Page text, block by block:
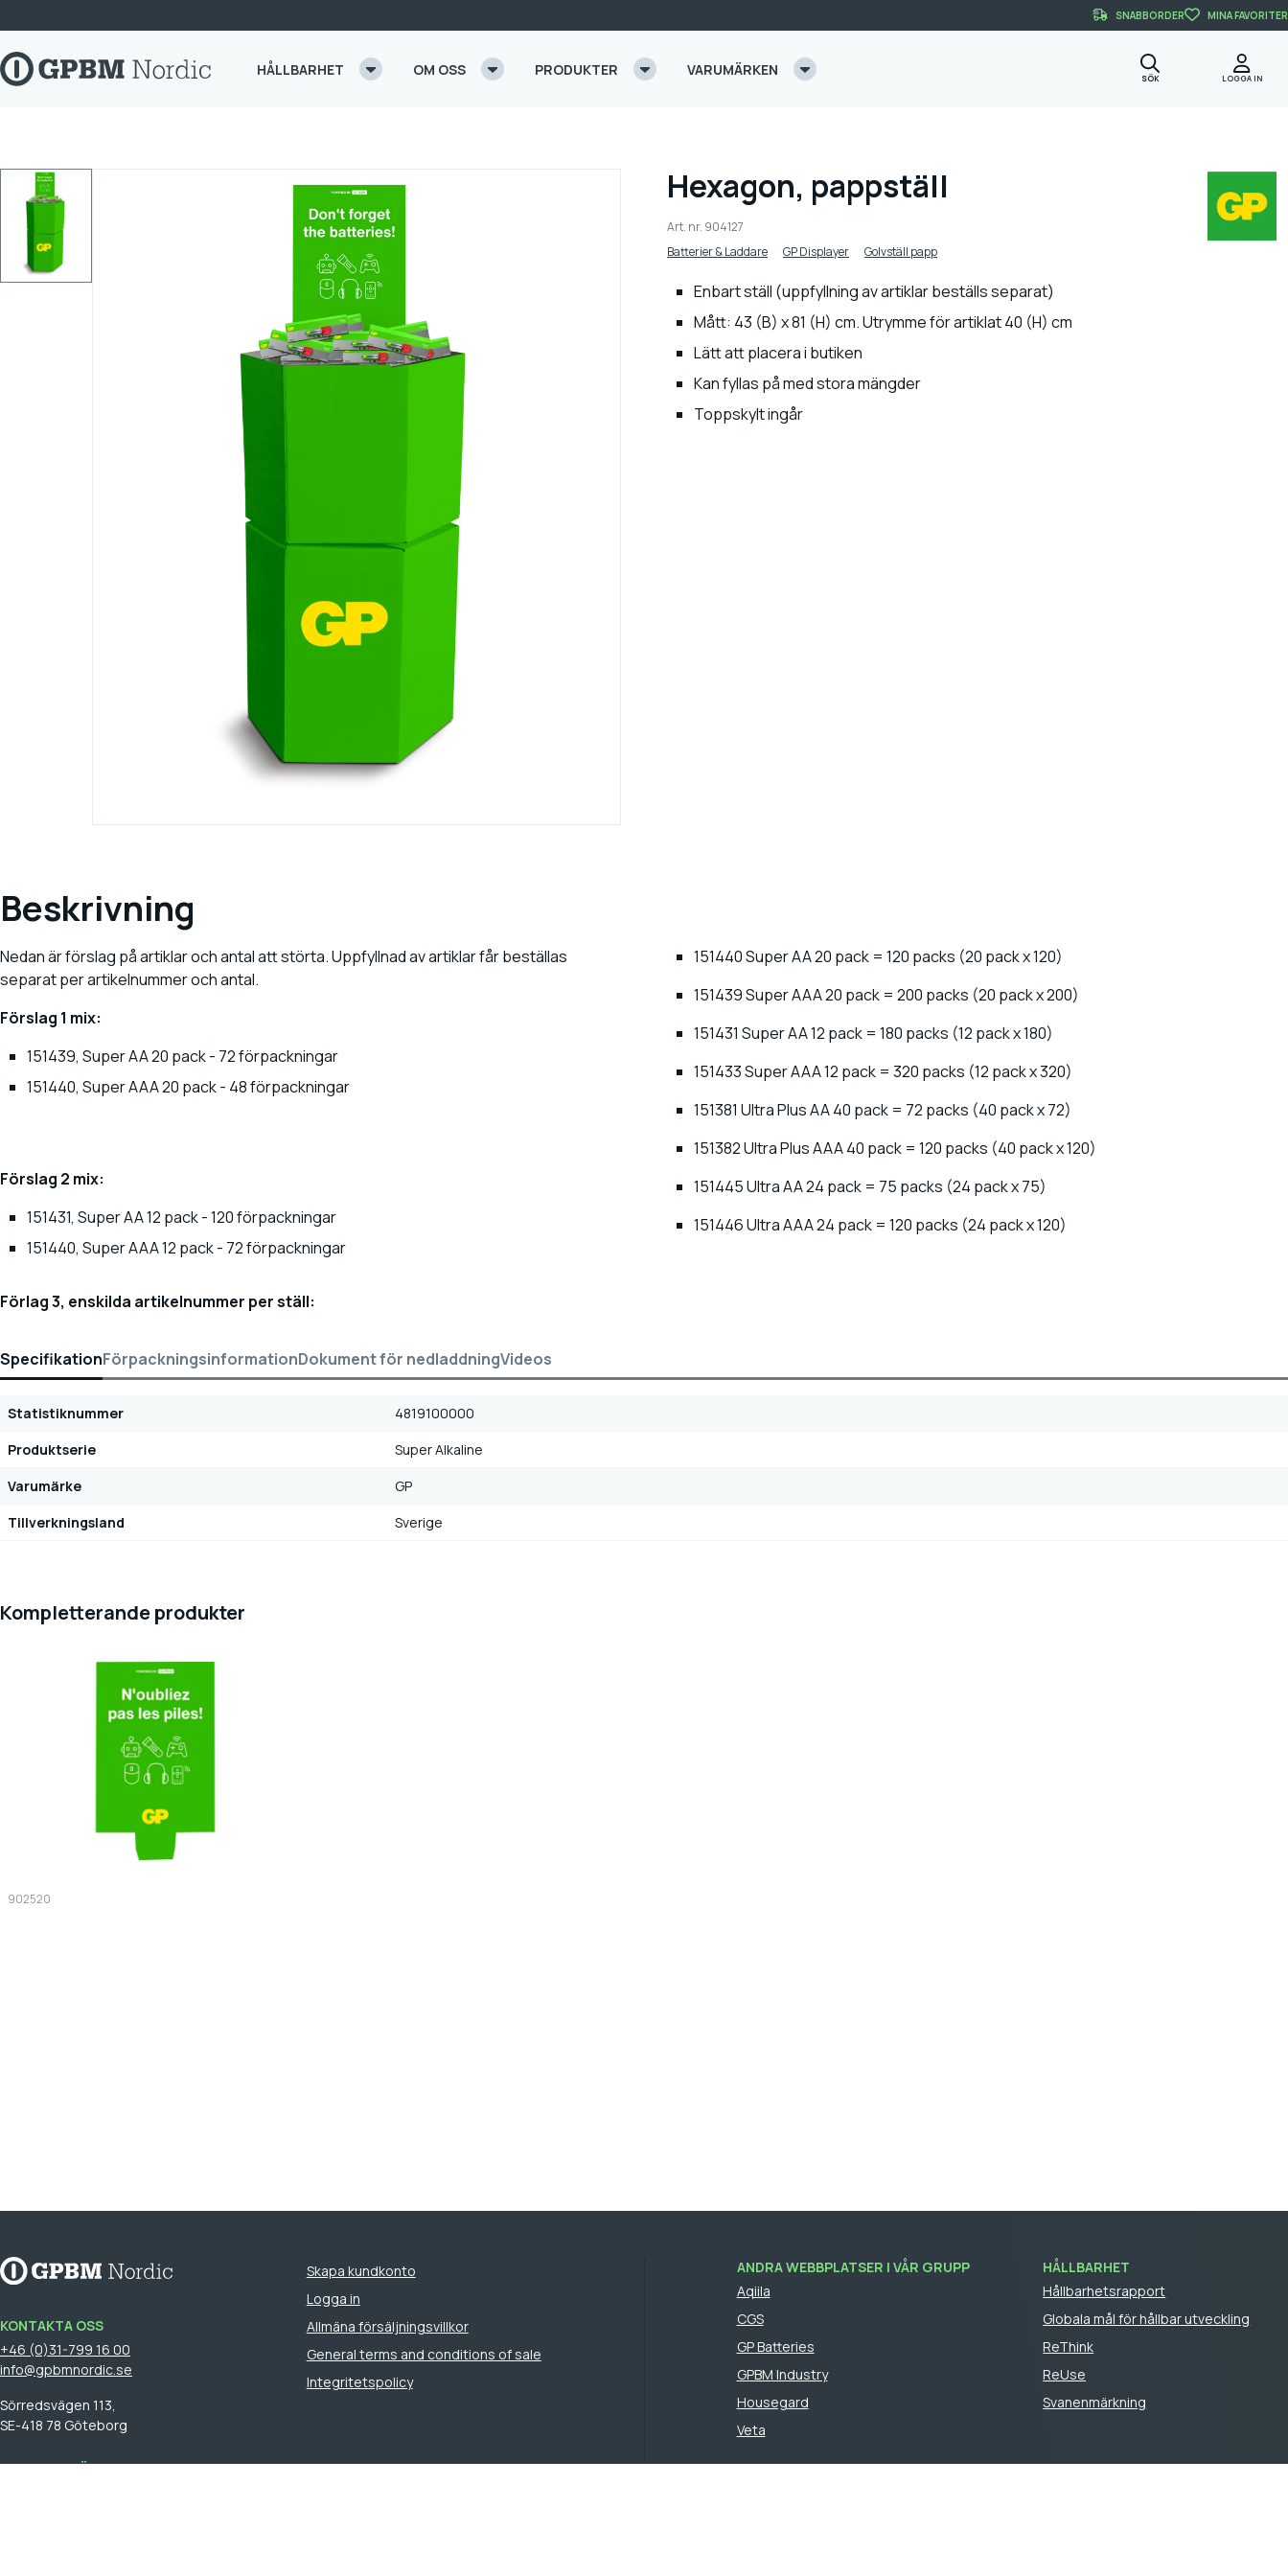
SNABBORDER MINA FAVORITER
HÅLLBARHET OM OSS PRODUKTER VARUMÄRKEN SÖK LOGGA IN
Hexagon, pappställ
Art. nr. 904127
Batterier & Laddare
GP Displayer Golvställ papp
Enbart ställ (uppfyllning av artiklar beställs separat)
Mått: 43 (B) x 81 (H) cm. Utrymme för artiklat 40 (H) cm
Lätt att placera i butiken
Kan fyllas på med stora mängder
Toppskylt ingår
Beskrivning
Nedan är förslag på artiklar och antal att störta. Uppfyllnad av artiklar får beställas
separat per artikelnummer och antal.
Förslag 1 mix:
151439, Super AA 20 pack - 72 förpackningar
151440, Super AAA 20 pack - 48 förpackningar
Förslag 2 mix:
151431, Super AA 12 pack - 120 förpackningar
151440, Super AAA 12 pack - 72 förpackningar
Förlag 3, enskilda artikelnummer per ställ:
151440 Super AA 20 pack = 120 packs (20 pack x 120)​
151439 Super AAA 20 pack = 200 packs (20 pack x 200)​
151431 Super AA 12 pack = 180 packs (12 pack x 180)​
151433 Super AAA 12 pack = 320 packs (12 pack x 320) ​
151381 Ultra Plus AA 40 pack = 72 packs (40 pack x 72)​
151382 Ultra Plus AAA 40 pack = 120 packs (40 pack x 120)​
151445 Ultra AA 24 pack = 75 packs (24 pack x 75)​
151446 Ultra AAA 24 pack = 120 packs (24 pack x 120)
SpecifikationFörpackningsinformationDokument för nedladdningVideos
Statistiknummer
4819100000
Produktserie
Super Alkaline
Varumärke
GP
Tillverkningsland
Sverige
Kompletterande produkter
902520
KONTAKTA OSS
+46 (0)31-799 16 00
info@gpbmnordic.se
Sörredsvägen 113,
SE-418 78 Göteborg
HITTA DIN SÄLJARE
Skapa kundkonto
Logga in
Allmäna försäljningsvillkor
General terms and conditions of sale
Integritetspolicy
ANDRA WEBBPLATSER I VÅR GRUPP
Aqiila
CGS
GP Batteries
GPBM Industry
Housegard
Veta
HÅLLBARHET
Hållbarhetsrapport
Globala mål för hållbar utveckling
ReThink
ReUse
Svanenmärkning